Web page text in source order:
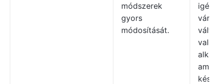
módszerek
gyors
módosítását.
való
ami